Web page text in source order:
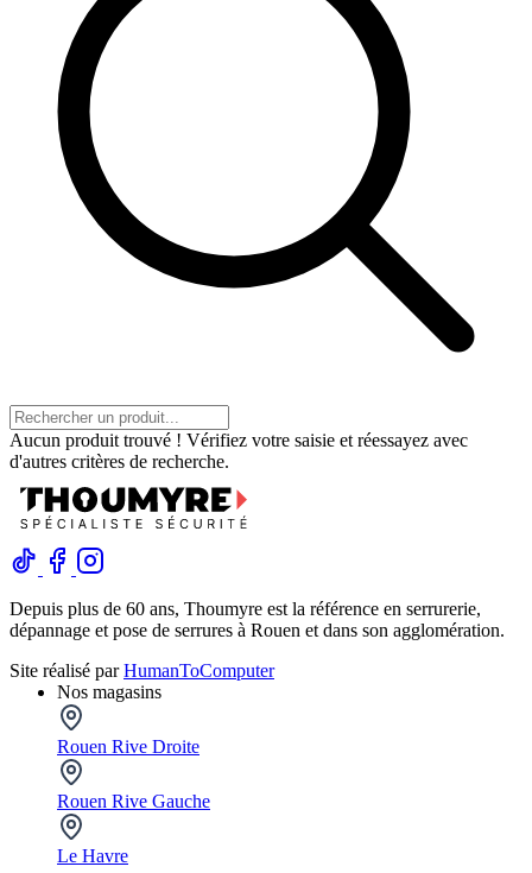
Aucun produit trouvé ! Vérifiez votre saisie et réessayez avec
d'autres critères de recherche.
Depuis plus de 60 ans, Thoumyre est la référence en serrurerie,
dépannage et pose de serrures à Rouen et dans son agglomération.
Site réalisé parHumanToComputer
Nos magasins
Rouen Rive Droite
Rouen Rive Gauche
Le Havre